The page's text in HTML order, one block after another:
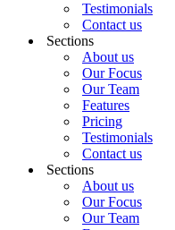
Testimonials
Contact us
Sections
About us
Our Focus
Our Team
Features
Pricing
Testimonials
Contact us
Sections
About us
Our Focus
Our Team